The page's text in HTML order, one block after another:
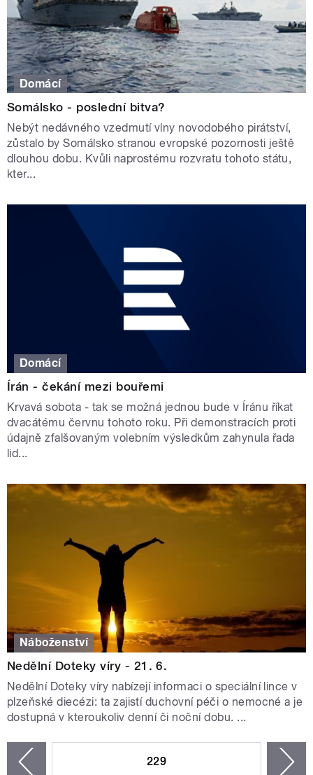
Domácí
Somálsko - poslední bitva?
Nebýt nedávného vzedmutí vlny novodobého pirátství,
zůstalo by Somálsko stranou evropské pozornosti ještě
dlouhou dobu. Kvůli naprostému rozvratu tohoto státu,
kter...
Domácí
Írán - čekání mezi bouřemi
Krvavá sobota - tak se možná jednou bude v Íránu říkat
dvacátému červnu tohoto roku. Při demonstracích proti
údajně zfalšovaným volebním výsledkům zahynula řada
lid...
Náboženství
Nedělní Doteky víry - 21. 6.
Nedělní Doteky víry nabízejí informaci o speciální lince v
plzeňské diecézi: ta zajistí duchovní péči o nemocné a je
dostupná v kteroukoliv denní či noční dobu. ...
229